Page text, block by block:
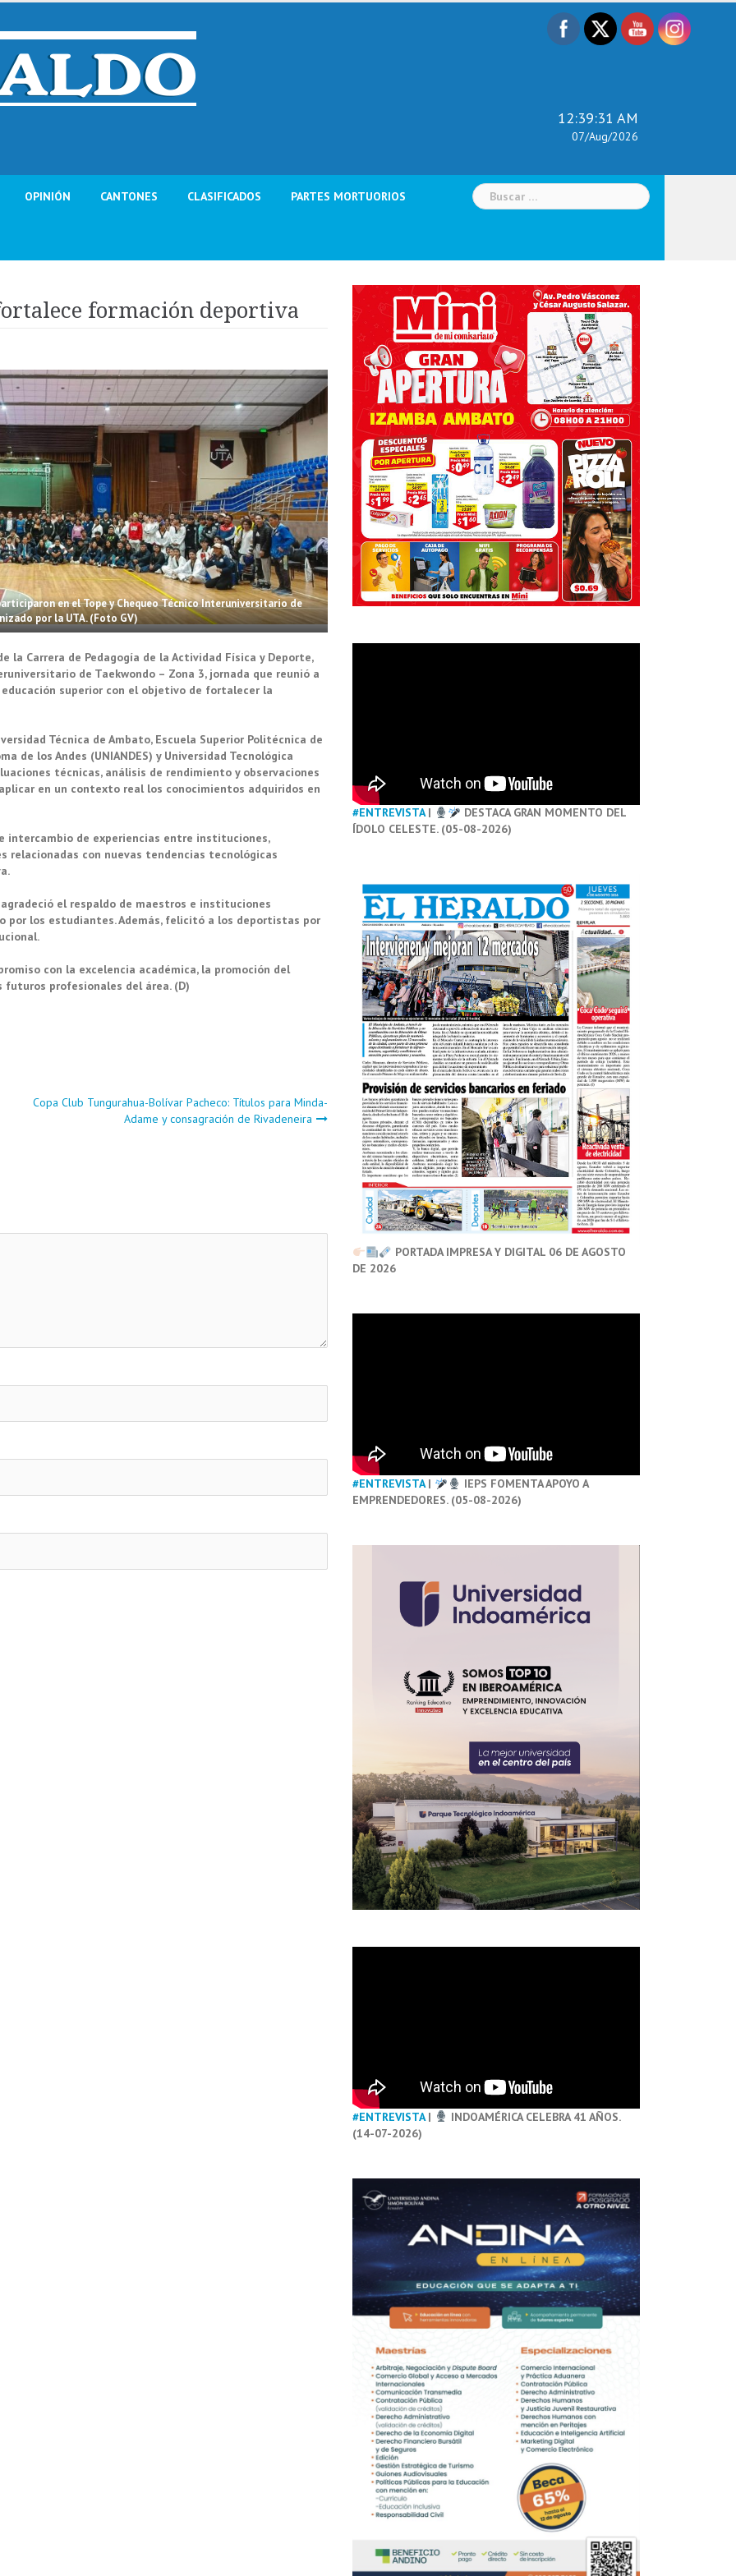
12:39:32 AM
07/Aug/2026
OPINIÓN CANTONES CLASIFICADOS PARTES MORTUORIOS Buscar:
formación deportiva
en el Tope y Chequeo Técnico Interuniversitario de
por la UTA. (Foto GV)
la Carrera de Pedagogía de la Actividad Física y Deporte,
de Taekwondo – Zona 3, jornada que reunió a
superior con el objetivo de fortalecer la
Técnica de Ambato, Escuela Superior Politécnica de
de los Andes (UNIANDES) y Universidad Tecnológica
técnicas, análisis de rendimiento y observaciones
en un contexto real los conocimientos adquiridos en
intercambio de experiencias entre instituciones,
con nuevas tendencias tecnológicas
el respaldo de maestros e instituciones
por los estudiantes. Además, felicitó a los deportistas por
con la excelencia académica, la promoción del
profesionales del área. (D)
Copa Club Tungurahua-Bolívar Pacheco: Títulos para Minda-
Adame y consagración de Rivadeneira
#ENTREVISTA|
DESTACA GRAN MOMENTO DEL
ÍDOLO CELESTE. (05-08-2026)
PORTADA IMPRESA Y DIGITAL 06 DE AGOSTO
DE 2026
#ENTREVISTA|
IEPS FOMENTA APOYO A
EMPRENDEDORES. (05-08-2026)
#ENTREVISTA|
INDOAMÉRICA CELEBRA 41 AÑOS.
(14-07-2026)